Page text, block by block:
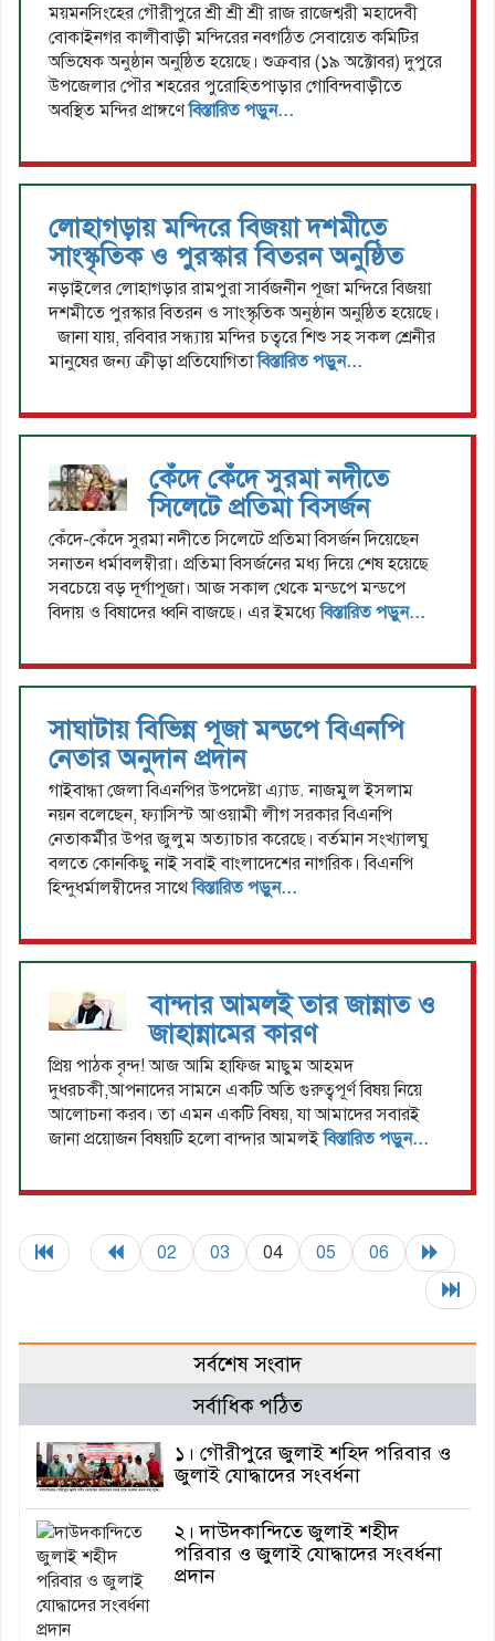
ময়মনসিংহের গৌরীপুরে শ্রী শ্রী শ্রী রাজ রাজেশ্বরী মহাদেবী
বোকাইনগর কালীবাড়ী মন্দিরের নবগঠিত সেবায়েত কমিটির
অভিষেক অনুষ্ঠান অনুষ্ঠিত হয়েছে। শুক্রবার (১৯ অক্টোবর) দুপুরে
উপজেলার পৌর শহরের পুরোহিতপাড়ার গোবিন্দবাড়ীতে
অবস্থিত মন্দির প্রাঙ্গণেবিস্তারিত পড়ুন...
লোহাগড়ায় মন্দিরে বিজয়া দশমীতে
সাংস্কৃতিক ও পুরস্কার বিতরন অনুষ্ঠিত
নড়াইলের লোহাগড়ার রামপুরা সার্বজনীন পূজা মন্দিরে বিজয়া
দশমীতে পুরস্কার বিতরন ও সাংস্কৃতিক অনুষ্ঠান অনুষ্ঠিত হয়েছে।
জানা যায়, রবিবার সন্ধ্যায় মন্দির চত্বরে শিশু সহ সকল শ্রেনীর
মানুষের জন্য ক্রীড়া প্রতিযোগিতাবিস্তারিত পড়ুন...
কেঁদে কেঁদে সুরমা নদীতে
সিলেটে প্রতিমা বিসর্জন
কেঁদে-কেঁদে সুরমা নদীতে সিলেটে প্রতিমা বিসর্জন দিয়েছেন
সনাতন ধর্মাবলম্বীরা। প্রতিমা বিসর্জনের মধ্য দিয়ে শেষ হয়েছে
সবচেয়ে বড় দূর্গাপূজা। আজ সকাল থেকে মন্ডপে মন্ডপে
বিদায় ও বিষাদের ধ্বনি বাজছে। এর ইমধ্যেবিস্তারিত পড়ুন...
সাঘাটায় বিভিন্ন পূজা মন্ডপে বিএনপি
নেতার অনুদান প্রদান
গাইবান্ধা জেলা বিএনপির উপদেষ্টা এ্যাড. নাজমুল ইসলাম
নয়ন বলেছেন, ফ্যাসিস্ট আওয়ামী লীগ সরকার বিএনপি
নেতাকর্মীর উপর জুলুম অত্যাচার করেছে। বর্তমান সংখ্যালঘু
বলতে কোনকিছু নাই সবাই বাংলাদেশের নাগরিক। বিএনপি
হিন্দুধর্মালম্বীদের সাথেবিস্তারিত পড়ুন...
বান্দার আমলই তার জান্নাত ও
জাহান্নামের কারণ
প্রিয় পাঠক বৃন্দ! আজ আমি হাফিজ মাছুম আহমদ
দুধরচকী,আপনাদের সামনে একটি অতি গুরুত্বপূর্ণ বিষয় নিয়ে
আলোচনা করব। তা এমন একটি বিষয়, যা আমাদের সবারই
জানা প্রয়োজন বিষয়টি হলো বান্দার আমলইবিস্তারিত পড়ুন...
02 03 04 05 06
সর্বশেষ সংবাদ
সর্বাধিক পঠিত
১। গৌরীপুরে জুলাই শহিদ পরিবার ও
জুলাই যোদ্ধাদের সংবর্ধনা
২। দাউদকান্দিতে জুলাই শহীদ
পরিবার ও জুলাই যোদ্ধাদের সংবর্ধনা
প্রদান